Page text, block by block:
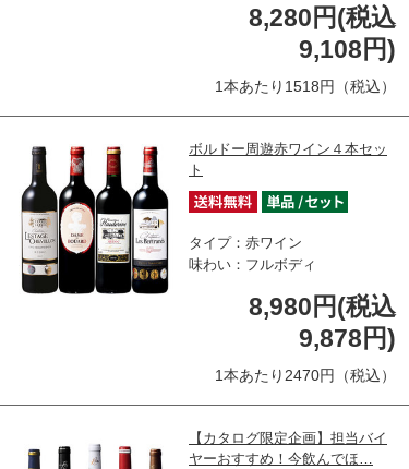
8,280円(税込
9,108円)
1本あたり1518円（税込）
ボルドー周遊赤ワイン４本セッ
ト
タイプ：赤ワイン
味わい：フルボディ
8,980円(税込
9,878円)
1本あたり2470円（税込）
【カタログ限定企画】担当バイ
ヤーおすすめ！今飲んでほ…